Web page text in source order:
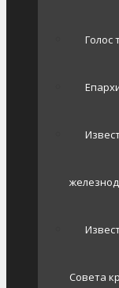
Голос
Совета